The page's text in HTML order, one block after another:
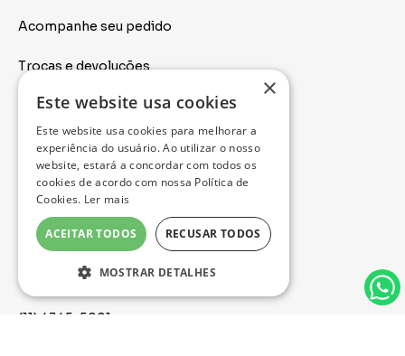
Acompanhe seu pedido
Trocas e devoluções
Politica de privacidade
Formas de pagamento
Serviços de entrega
Nossa loja
Fale com a gente
(11) 96581-2320
(11) 4345-5001
×
Este website usa cookies
Este website usa cookies para melhorar a
experiência do usuário. Ao utilizar o nosso
website, estará a concordar com todos os
cookies de acordo com nossa Política de
Cookies. Ler mais
ACEITAR TODOS RECUSAR TODOS
MOSTRAR DETALHES